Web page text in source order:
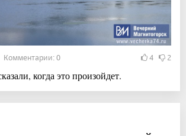
0 4 2
когда это произойдет.